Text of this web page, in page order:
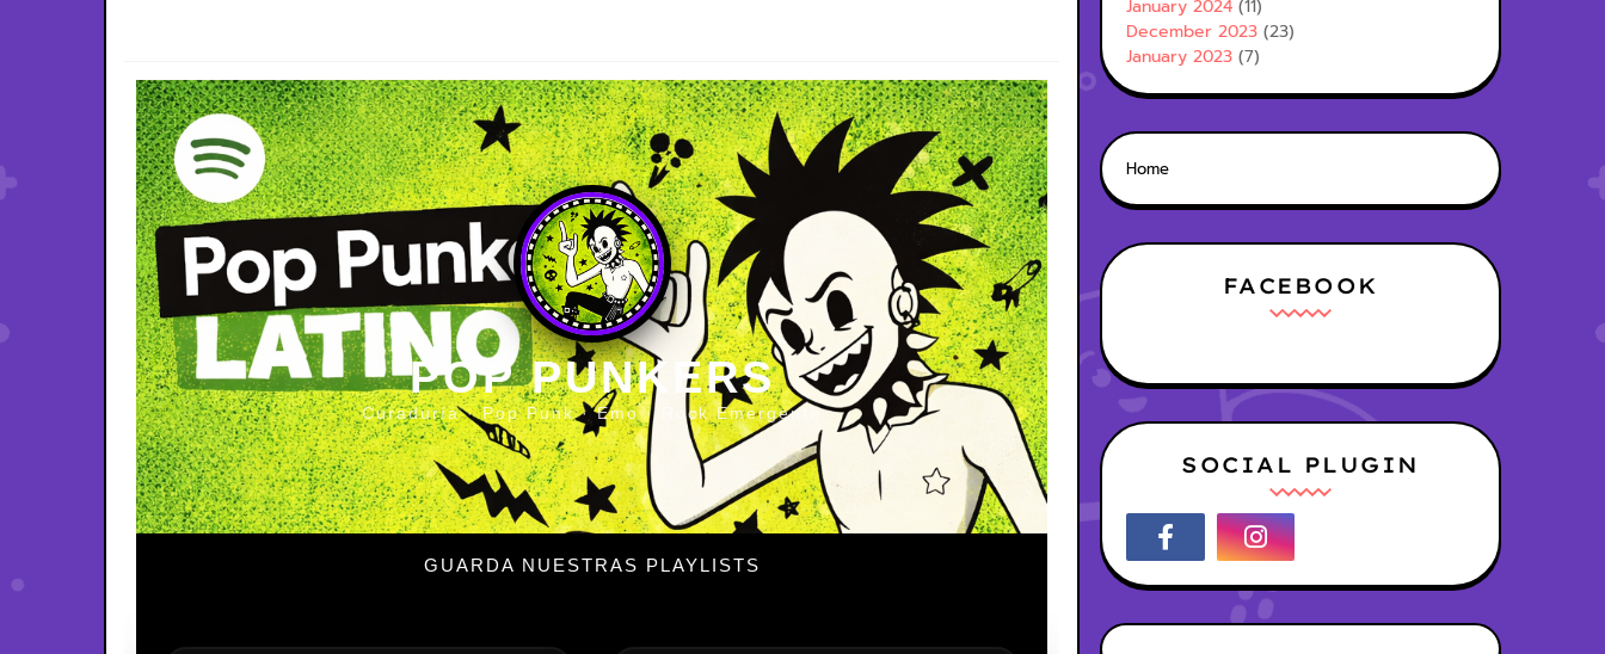
POP PUNKERS
Curaduría · Pop Punk · Emo · Rock Emergente
GUARDA NUESTRAS PLAYLISTS
January 2024 (11)
December 2023 (23)
January 2023 (7)
Home
FACEBOOK
SOCIAL PLUGIN